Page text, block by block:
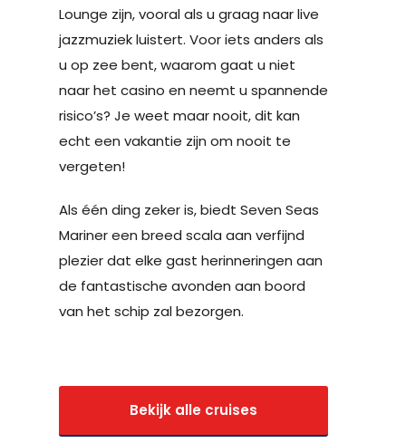
Lounge zijn, vooral als u graag naar live
jazzmuziek luistert. Voor iets anders als
u op zee bent, waarom gaat u niet
naar het casino en neemt u spannende
risico’s? Je weet maar nooit, dit kan
echt een vakantie zijn om nooit te
vergeten!
Als één ding zeker is, biedt Seven Seas
Mariner een breed scala aan verfijnd
plezier dat elke gast herinneringen aan
de fantastische avonden aan boord
van het schip zal bezorgen.
Bekijk alle cruises